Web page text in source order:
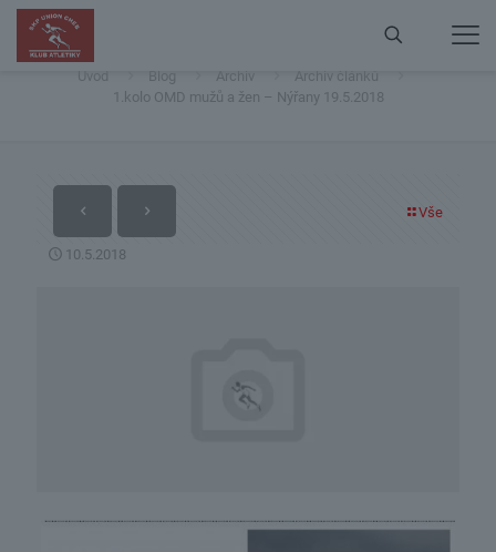
1.kolo OMD mužů a žen – Nýřany 19.5.2018
Úvod Blog Archiv
Archiv článků
1.kolo OMD mužů a žen – Nýřany 19.5.2018
Vše
10.5.2018